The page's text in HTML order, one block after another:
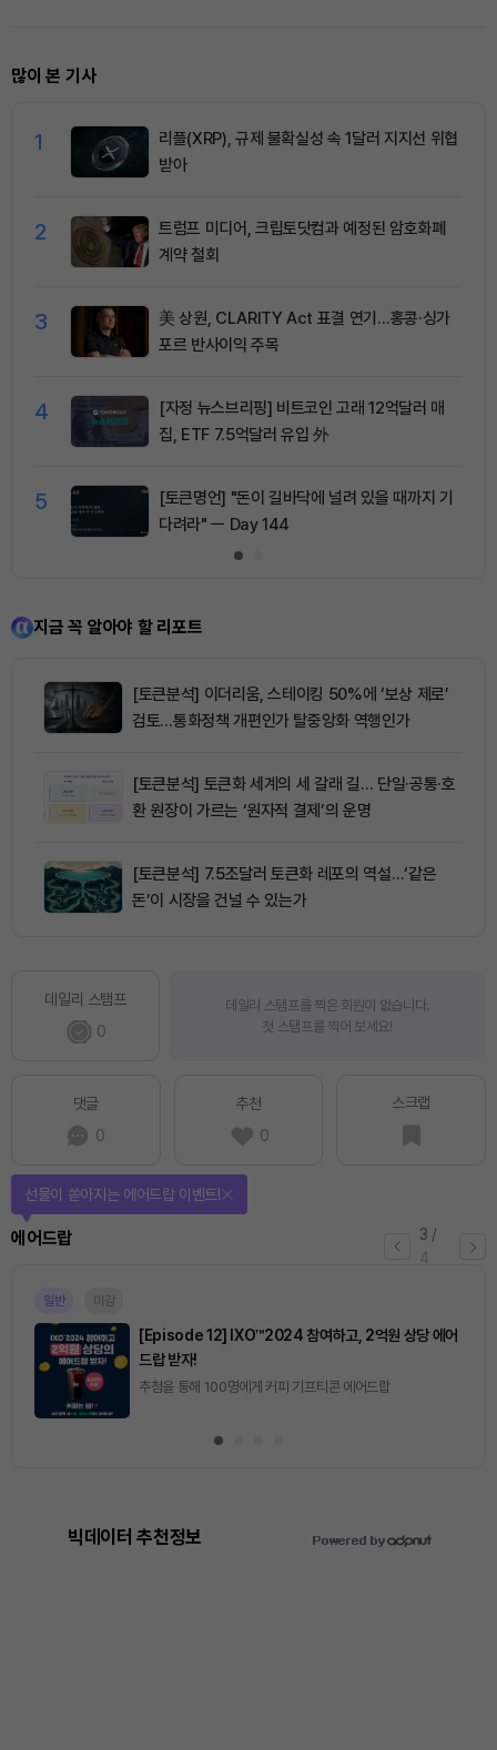
많이 본 기사
1
리플(XRP), 규제 불확실성 속 1달러 지지선 위협
받아
2
트럼프 미디어, 크립토닷컴과 예정된 암호화폐
계약 철회
3
美 상원, CLARITY Act 표결 연기…홍콩·싱가
포르 반사이익 주목
4
[자정 뉴스브리핑] 비트코인 고래 12억달러 매
집, ETF 7.5억달러 유입 外
5
[토큰명언] "돈이 길바닥에 널려 있을 때까지 기
다려라" ㅡ Day 144
지금 꼭 알아야 할 리포트
[토큰분석] 이더리움, 스테이킹 50%에 ‘보상 제로’
검토…통화정책 개편인가 탈중앙화 역행인가
[토큰분석] 토큰화 세계의 세 갈래 길… 단일·공통·호
환 원장이 가르는 ‘원자적 결제’의 운명
[토큰분석] 7.5조달러 토큰화 레포의 역설…‘같은
돈’이 시장을 건널 수 있는가
데일리 스탬프
0
데일리 스탬프를 찍은 회원이 없습니다.
첫 스탬프를 찍어 보세요!
댓글
0
추천
0
스크랩
4 /
4
퀴즈
퀴즈풀고 선물 받자!
마감
[토큰포스트] 기사 퀴즈 658회차
2026.08.07 (금) ~ 2026.08.08 (토)
빅데이터 추천정보